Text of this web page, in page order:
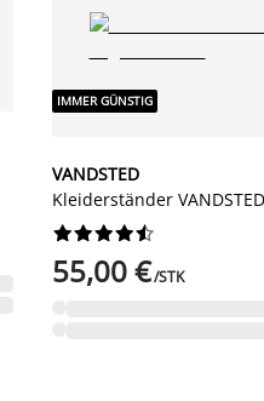
IMMER GÜNSTIG
VANDSTED
Kleiderständer






55,00 €/STK